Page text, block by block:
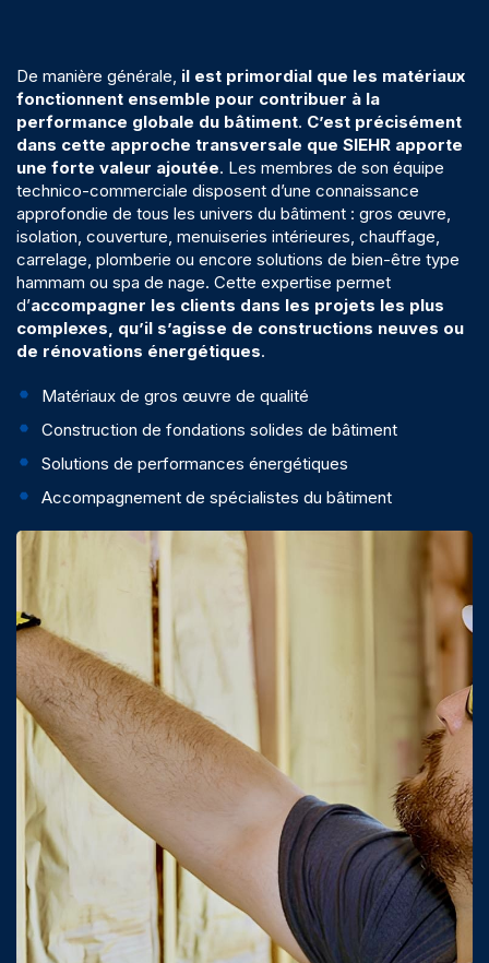
De manière générale, il est primordial que les matériaux
fonctionnent ensemble pour contribuer à la
performance globale du bâtiment. C’est précisément
dans cette approche transversale que SIEHR apporte
une forte valeur ajoutée. Les membres de son équipe
technico-commerciale disposent d’une connaissance
approfondie de tous les univers du bâtiment : gros œuvre,
isolation, couverture, menuiseries intérieures, chauffage,
carrelage, plomberie ou encore solutions de bien-être type
hammam ou spa de nage. Cette expertise permet
d’accompagner les clients dans les projets les plus
complexes, qu’il s’agisse de constructions neuves ou
de rénovations énergétiques.
Matériaux de gros œuvre de qualité
Construction de fondations solides de bâtiment
Solutions de performances énergétiques
Accompagnement de spécialistes du bâtiment